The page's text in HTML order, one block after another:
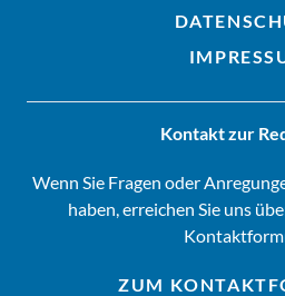
Kontakt zur
Wenn Sie Fragen oder
haben, erreichen Sie uns
ZUM